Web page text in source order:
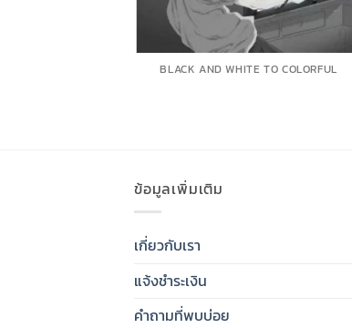
BLACK AND WHITE TO COLORFUL
ข้อมูลเพิ่มเติม
เกี่ยวกับเรา
แจ้งชำระเงิน
คำถามที่พบบ่อย